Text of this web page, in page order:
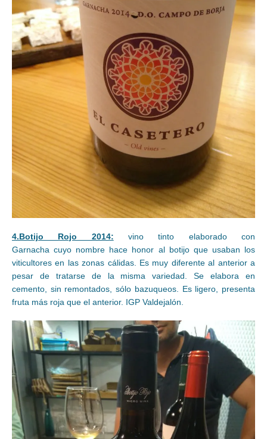
4.Botijo Rojo 2014: vino tinto elaborado con
Garnacha cuyo nombre hace honor al botijo que usaban los
viticultores en las zonas cálidas. Es muy diferente al anterior a
pesar de tratarse de la misma variedad. Se elabora en
cemento, sin remontados, sólo bazuqueos. Es ligero, presenta
fruta más roja que el anterior. IGP Valdejalón.